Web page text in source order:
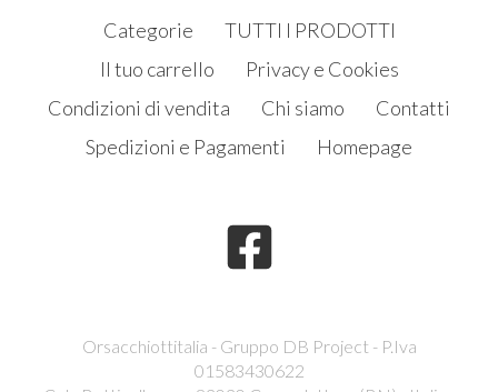
Categorie
TUTTI I PRODOTTI
Il tuo carrello
Privacy e Cookies
Condizioni di vendita
Chi siamo
Contatti
Spedizioni e Pagamenti
Homepage
Orsacchiottitalia - Gruppo DB Project - P.Iva
01583430622